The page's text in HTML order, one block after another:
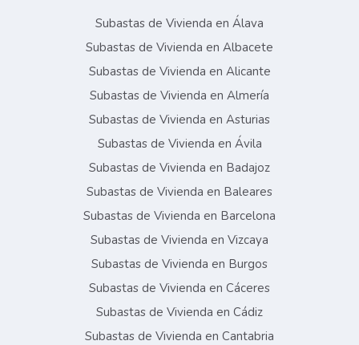
Subastas de Vivienda en Álava
Subastas de Vivienda en Albacete
Subastas de Vivienda en Alicante
Subastas de Vivienda en Almería
Subastas de Vivienda en Asturias
Subastas de Vivienda en Ávila
Subastas de Vivienda en Badajoz
Subastas de Vivienda en Baleares
Subastas de Vivienda en Barcelona
Subastas de Vivienda en Vizcaya
Subastas de Vivienda en Burgos
Subastas de Vivienda en Cáceres
Subastas de Vivienda en Cádiz
Subastas de Vivienda en Cantabria